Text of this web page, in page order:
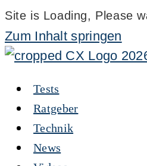
Site is Loading, Please
Zum Inhalt springen
Tests
Ratgeber
Technik
News